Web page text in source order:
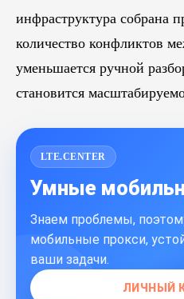
инфраструктура собрана
количество конфликтов
уменьшается ручной
становится
LTE.CENTER
Умные
Знаем проблемы,
мобильные прокси,
ваши задачи.
ЛИЧНЫЙ